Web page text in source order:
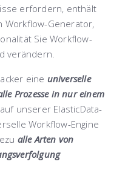
erfordern, enthält
Workflow-Generator,
Sie Workflow-
verändern.
eine universelle
Prozesse in nur einem
unserer ElasticData-
Workflow-Engine
alle Arten von